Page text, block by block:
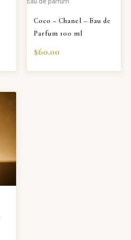
Coco – Chanel – Eau de
Parfum 100 ml
$60.00